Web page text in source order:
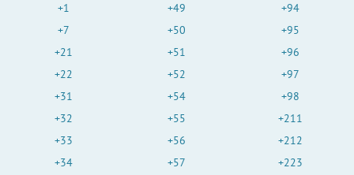
+1
+7
+21
+22
+31
+32
+33
+34
+49
+50
+51
+52
+54
+55
+56
+57
+94
+95
+96
+97
+98
+211
+212
+223